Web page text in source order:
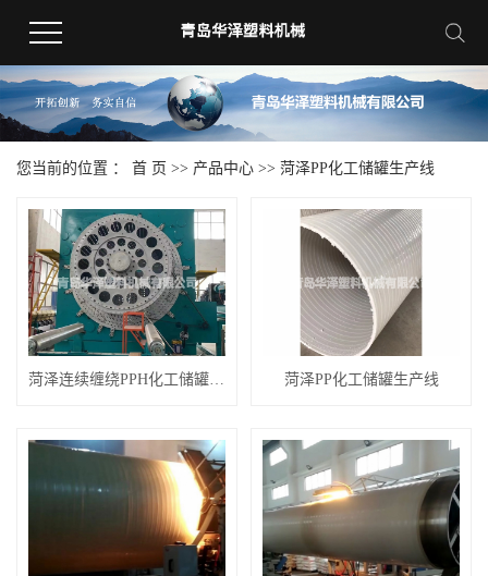
您当前的位置 ： 首 页 >> 产品中心 >> 菏泽PP化工储罐生产线
菏泽连续缠绕PPH化工储罐生产线 菏泽PP化工储罐生产线